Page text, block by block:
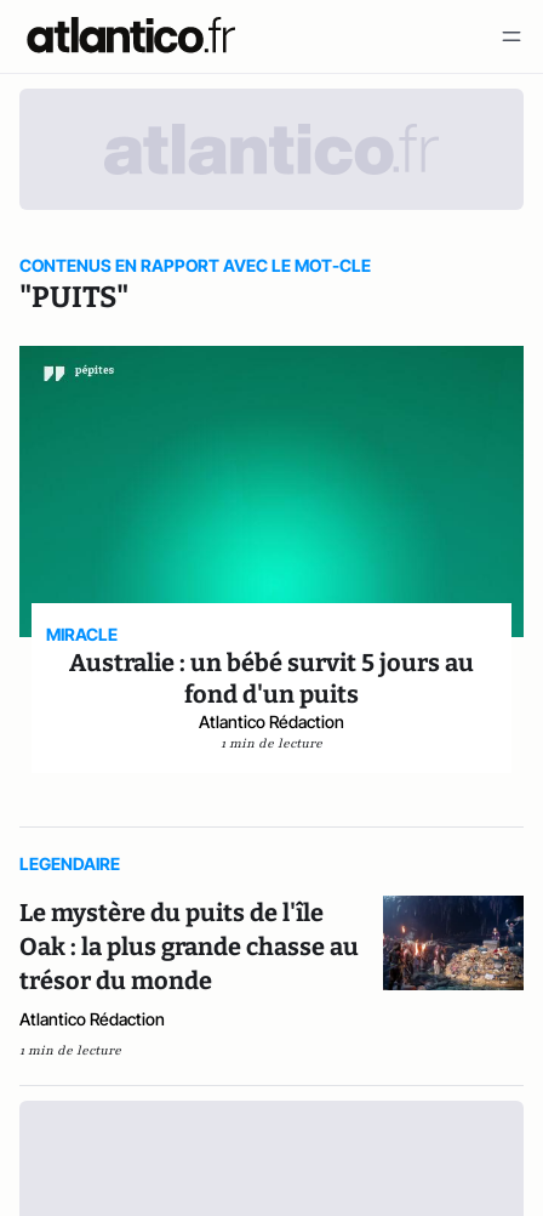
CONTENUS EN RAPPORT AVEC LE MOT-CLE
"PUITS"
MIRACLE
Australie : un bébé survit 5 jours au
fond d'un puits
Atlantico Rédaction
1 min de lecture
LEGENDAIRE
Le mystère du puits de l'île
Oak : la plus grande chasse au
trésor du monde
Atlantico Rédaction
1 min de lecture